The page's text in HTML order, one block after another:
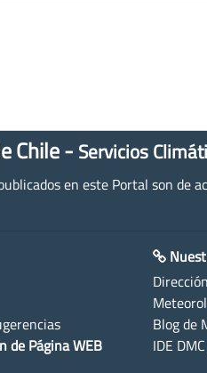
Chile - Servicios
en este Portal son de
de Página WEB
Blog de
IDE